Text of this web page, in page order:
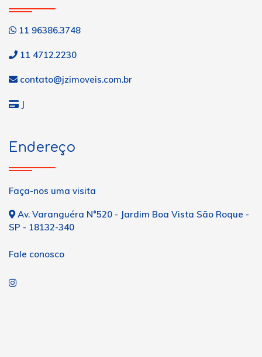
11 96386.3748
11 4712.2230
contato@jzimoveis.com.br
J
Endereço
Faça-nos uma visita
Av. Varanguéra N°520 - Jardim Boa Vista São Roque -
SP - 18132-340
Fale conosco